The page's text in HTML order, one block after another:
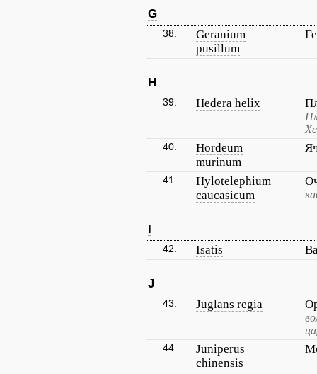
G
38.
Geranium
pusillum
H
39. Hedera helix
40.
Hordeum
murinum
41.
Hylotelephium
caucasicum
I
42. Isatis
J
43. Juglans regia
44.
Juniperus
chinensis